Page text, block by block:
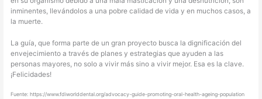
inminentes, llevándolos a una pobre calidad de vida y en muchos casos, a
la muerte.
La guía, que forma parte de un gran proyecto busca la dignificación del
envejecimiento a través de planes y estrategias que ayuden a las
personas mayores, no solo a vivir más sino a vivir mejor. Esa es la clave.
¡Felicidades!
Fuente: https://www.fdiworlddental.org/advocacy-guide-promoting-oral-health-ageing-population